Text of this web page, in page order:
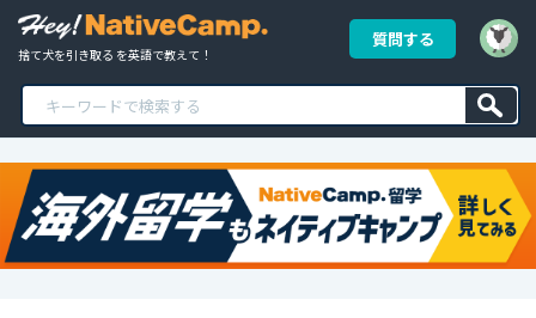
捨て犬を引き取る を英語で教えて！
質問する